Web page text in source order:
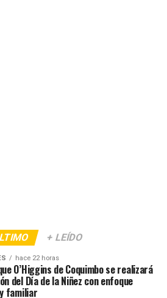
+ LEÍDO
hace 22 horas
O’Higgins de Coquimbo se realizará
del Día de la Niñez con enfoque
familiar